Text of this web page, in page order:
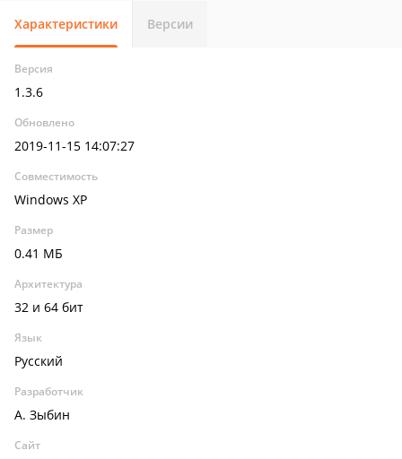
Характеристики Версии
Версия
1.3.6
Обновлено
2019-11-15 14:07:27
Совместимость
Windows XP
Размер
0.41 МБ
Архитектура
32 и 64 бит
Язык
Русский
Разработчик
А. Зыбин
Сайт